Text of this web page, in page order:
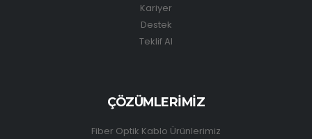
Kariyer
Destek
Teklif Al
ÇÖZÜMLERİMİZ
Fiber Optik Kablo Ürünlerimiz